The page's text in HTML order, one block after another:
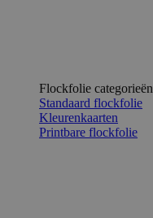
Flockfolie categorieën
Standaard flockfolie
Kleurenkaarten
Printbare flockfolie